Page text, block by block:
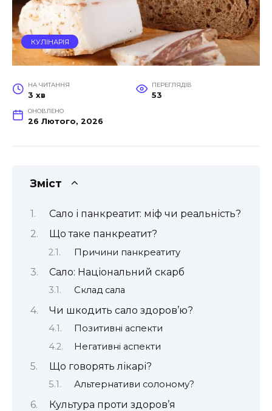
КУЛІНАРІЯ
НА ЧИТАННЯ
3 хв
ПЕРЕГЛЯДІВ
53
ОНОВЛЕНО
26 Лютого, 2026
Зміст
Сало і панкреатит: міф чи реальність?
Що таке панкреатит?
Причини панкреатиту
Сало: Національний скарб
Склад сала
Чи шкодить сало здоров’ю?
Позитивні аспекти
Негативні аспекти
Що говорять лікарі?
Альтернативи солоному?
Культура проти здоров’я